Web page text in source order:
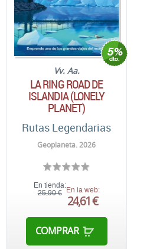
Vv. Aa.
LA RING ROAD DE
ISLANDIA (LONELY
PLANET)
Rutas Legendarias
Geoplaneta. 2026
En tienda:
25,90 € En la web:
24,61 €
COMPRAR